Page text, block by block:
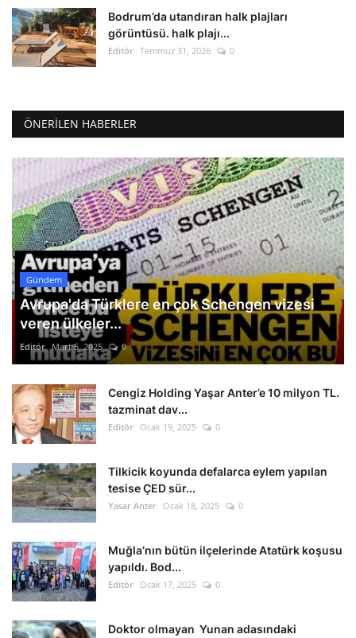
Bodrum’da utandıran halk plajları
görüntüsü. halk plajı...
Editör Temmuz 31, 2026 0
ÖNERILEN HABERLER
Gündem
Avrupa'da Türklere en çok Schengen vizesi
veren ülkeler...
Editör Mart 5, 2025 0
Cengiz Holding Yaşar Anter’e 10 milyon TL.
tazminat dav...
Editör Ocak 19, 2025 0
Tilkicik koyunda defalarca eylem yapılan
tesise ÇED sür...
Yasar Anter Ocak 18, 2025 0
Muğla’nın bütün ilçelerinde Atatürk koşusu
yapıldı. Bod...
Editör Ocak 17, 2025 0
Doktor olmayan Yunan adasındaki